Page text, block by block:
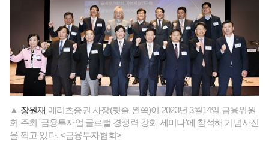
▲ 장원재 메리츠증권 사장(뒷줄 왼쪽)이 2023년 3월14일 금융위원
회 주최 '금융투자업 글로벌 경쟁력 강화 세미나'에 참석해 기념사진
을 찍고 있다. <금융투자협회>